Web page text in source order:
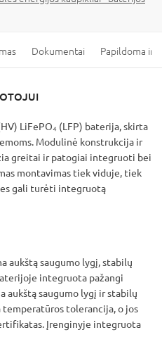
Dokumentai Papildoma
LiFePO₄ (LFP) baterija, skirta
Modulinė konstrukcija ir
greitai ir patogiai integruoti bei
montavimas tiek viduje, tiek
gali turėti integruotą
aukštą saugumo lygį, stabilų
integruota pažangi
aukštą saugumo lygį ir stabilų
tolerancija, o jos
Įrenginyje integruota